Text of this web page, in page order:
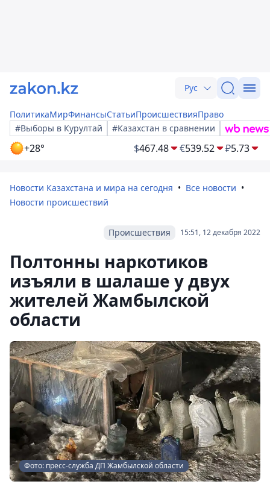
Рус
ПолитикаМирФинансыСтатьиПроисшествияПраво
#Выборы в Курултай
#Казахстан в сравнении
+28° $467.48 €539.52 ₽5.73
Новости Казахстана и мира на сегодня
Все новости
Новости происшествий
15:51, 12 декабря 2022
Происшествия
Полтонны наркотиков
изъяли в шалаше у двух
жителей Жамбылской
области
Фото: пресс-служба ДП Жамбылской области